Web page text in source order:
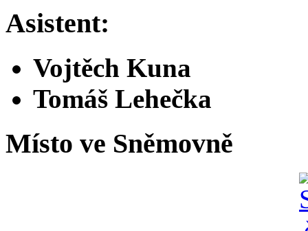
Asistent:
Vojtěch Kuna
Tomáš Lehečka
Místo ve Sněmovně